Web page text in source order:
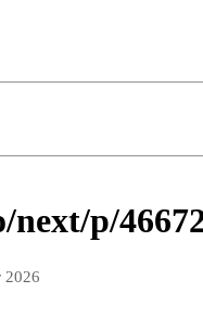
p/
2026